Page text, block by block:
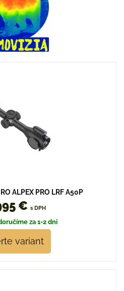
ALPEX PRO LRF A50P
€ s DPH
za 1-2 dni
variant